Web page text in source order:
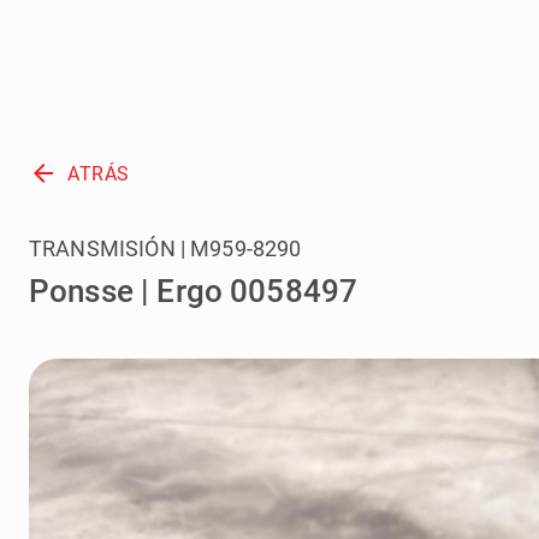
arrow_back ATRÁS
Ponsse | Ergo 0058497
TRANSMISIÓN | M959-8290